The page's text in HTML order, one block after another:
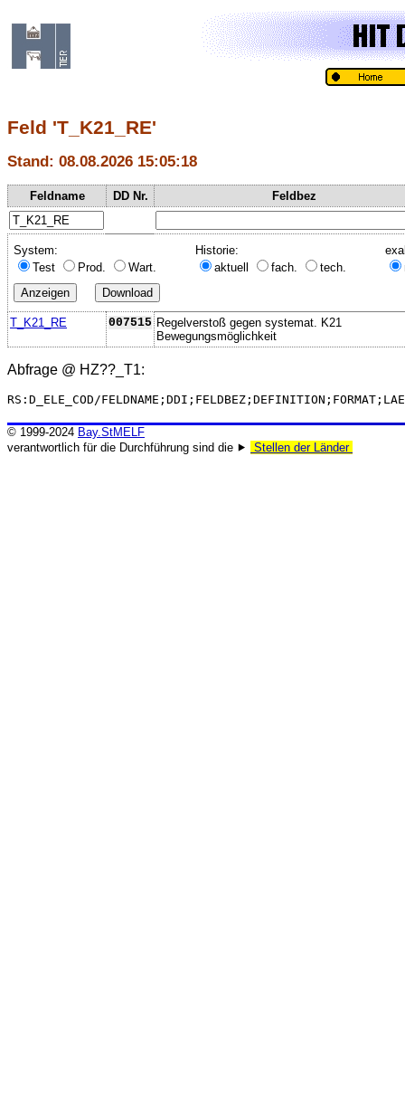
Feld 'T_K21_RE'
Stand: 08.08.2026 15:05:18
Feldname DD Nr. Feldbez
System:
Test
Prod. Wart.
Historie:
aktuell
fach. tech.
T_K21_RE 007515 Regelverstoß gegen systemat. K21
Bewegungsmöglichkeit
Abfrage @ HZ??_T1:
RS:D_ELE_COD/
© 1999-2024 Bay.StMELF
verantwortlich für die Durchführung sind die ⯈
Stellen der Länder